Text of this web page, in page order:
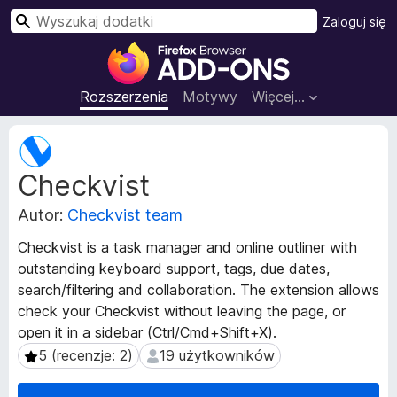
D
o
d
a
p
r
z
e
g
l
ą
Rozszerzenia Motywy Więcej…
Zaloguj się
W
Checkvist
Autor: Checkvist team
Checkvist is a task manager and online outliner with
outstanding keyboard support, tags, due dates,
search/filtering and collaboration. The extension allows
check your Checkvist without leaving the page, or
open it in a sidebar (Ctrl/Cmd+Shift+X).
5 (recenzje: 2)
5 (recenzje: 2) 19 użytkowników
19 użytkowników
M
e
t
a
d
n
e
r
o
z
s
z
e